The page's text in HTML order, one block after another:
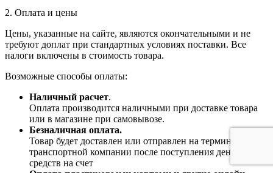
2. Оплата и цены
Цены, указанные на сайте, являются окончательными и не
требуют доплат при стандартных условиях поставки. Все
налоги включены в стоимость товара.
Возможные способы оплаты:
Наличный расчет.
Оплата производится наличными при доставке товара
или в магазине при самовывозе.
Безналичная оплата.
Товар будет доставлен или отправлен на терминал
транспортной компании после поступления денежных
средств на счет